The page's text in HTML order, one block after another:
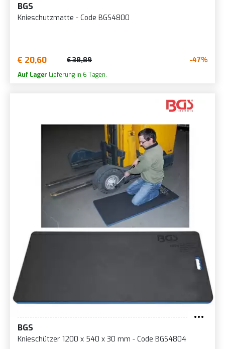
BGS
Knieschutzmatte - Code BGS4800
€ 20,60 € 38,89 -47%
Auf Lager Lieferung in 6 Tagen.
BGS
Knieschützer 1200 x 540 x 30 mm - Code BGS4804